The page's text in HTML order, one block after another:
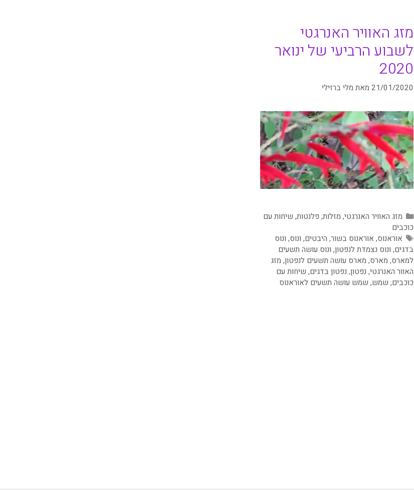
מזג האוויר האנרגטי
לשבוע הרביעי של ינואר
2020
21/01/2020 מאת מלי ברזילי
קטגוריות
מזג האוויר האנרגטי, מזלות, פלנטות, שיחות עם
כוכבים
תגיות
אוראנוס, אוראנוס בשור, היבטים, ונוס, ונוס
בדגים, ונוס נצמדת לנפטון, ונוס עושה תשעים
למארס, מארס, מארס עושה תשעים לנפטון, מזג
האוור האנרגטי, נפטון, נפטון בדגים, שיחות עם
כוכבים, שמש, שמש עושה תשעים לאוראנוס